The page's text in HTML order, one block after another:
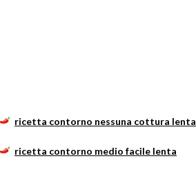
ricetta contorno nessuna cottura lenta
ricetta contorno medio facile lenta